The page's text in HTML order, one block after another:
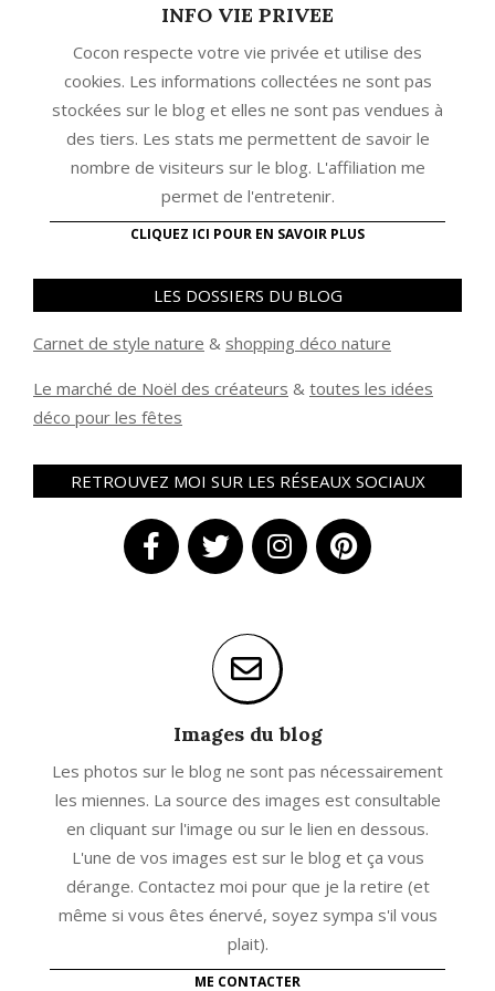
INFO VIE PRIVEE
Cocon respecte votre vie privée et utilise des
cookies. Les informations collectées ne sont pas
stockées sur le blog et elles ne sont pas vendues à
des tiers. Les stats me permettent de savoir le
nombre de visiteurs sur le blog. L'affiliation me
permet de l'entretenir.
CLIQUEZ ICI POUR EN SAVOIR PLUS
LES DOSSIERS DU BLOG
Carnet de style nature & shopping déco nature
Le marché de Noël des créateurs & toutes les idées
déco pour les fêtes
RETROUVEZ MOI SUR LES RÉSEAUX SOCIAUX
Images du blog
Les photos sur le blog ne sont pas nécessairement
les miennes. La source des images est consultable
en cliquant sur l'image ou sur le lien en dessous.
L'une de vos images est sur le blog et ça vous
dérange. Contactez moi pour que je la retire (et
même si vous êtes énervé, soyez sympa s'il vous
plait).
ME CONTACTER